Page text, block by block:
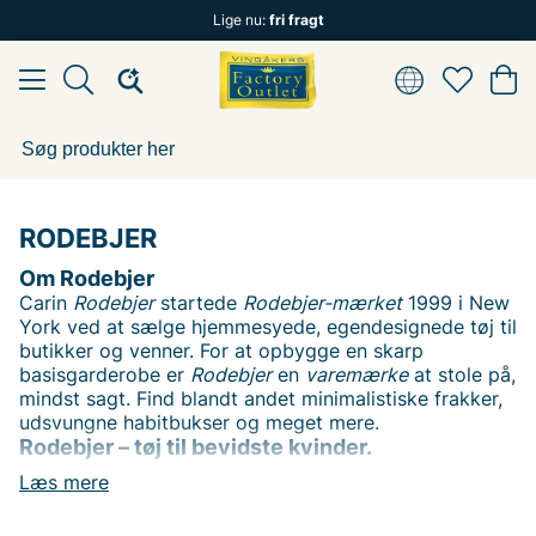
Lige nu: fri fragt
RODEBJER
Læs mere
Om Rodebjer
Carin Rodebjerstartede Rodebjer-mærket1999 i New
York ved at sælge hjemmesyede, egendesignede tøj til
butikker og venner. For at opbygge en skarp
basisgarderobe er Rodebjeren varemærkeat stole på,
mindst sagt. Find blandt andet minimalistiske frakker,
udsvungne habitbukser og meget mere.
Rodebjer – tøj til bevidste kvinder.
På Vingåkers Factory Outlet finder du Rodebjer-plagg
til fantastiske priser. Med fokus på både komfort og